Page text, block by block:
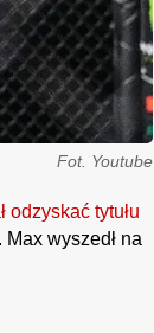
Fot. Youtube
odzyskać tytułu
. Max wyszedł na